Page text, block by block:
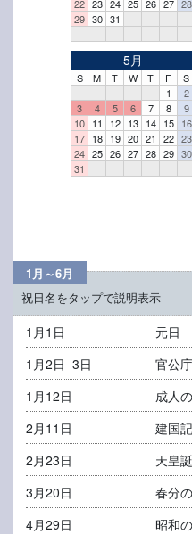
22 23 24 25 26 27 28
29 30 31
5月
S M T W T F
S
1
2
3
4 5 6 7 8
9
10 11 12 13 14 15 16
17 18 19 20 21 22 23
24 25 26 27 28 29 30
31
1月～6月
祝日名をタップで説明表示
1月1日
元日
1月2日–3日
官公
1月12日 成人
2月11日
建国
2月23日
天皇
3月20日
春分
4月29日
昭和